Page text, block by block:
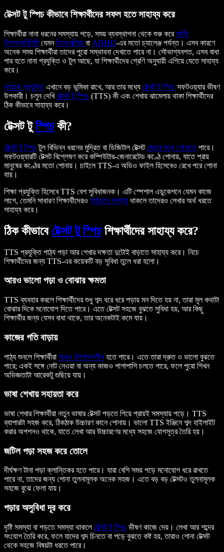
টেক্সট টু স্পিচ কীভাবে শিক্ষার্থীদের সফল হতে সাহায্য করে
শিক্ষার্থীরা নানা ধরনের সমস্যায় পড়ে, সময় ব্যবস্থাপনা থেকে শুরু করেলার্নিং
ডিসঅ্যাবিলিটিযেমনডিসলেক্সিয়া বা ADHD-এর মতো চ্যালেঞ্জ পর্যন্ত। এসব কারণে
অনেক সময় শিক্ষার্থীরা তাদের পুরো সম্ভাবনা দেখাতে পারে না। সৌভাগ্যবশত, এসব বাধা
পার হতে নানা প্রযুক্তি ও টুল আছে, যা শিক্ষার্থীদের শ্রেণি অনুযায়ী এগিয়ে যেতে সাহায্য
করে।
সহায়ক প্রযুক্তিএখানে বড় ভূমিকা রাখে, আর তার মধ্যে টেক্সট টু স্পিচ সফটওয়্যার ভীষণ
উপকারী। চলুন দেখিটেক্সট টু স্পিচ (TTS) কী এবং শেখায় ঝামেলায় থাকা শিক্ষার্থীদের
ঠিক কীভাবে সাহায্য করে।
টেক্সট টুস্পিচকী?
টেক্সট টু স্পিচটুল বিভিন্ন ধরনের মুদ্রিত বা ডিজিটাল টেক্সটজোরে পড়ে শোনাতেপারে।
সফটওয়্যারটি টেক্সট বিশ্লেষণ করে কম্পিউটার-জেনারেটেড কণ্ঠে শোনায়, যাতে প্রায়
মানুষের কণ্ঠের মতো শোনায়। চাইলে TTS-এ অডিও ফাইল হিসেবেও রেখে পরে শোনা
যায়।
শিক্ষা প্রযুক্তি হিসেবে TTS বেশ সুবিধাজনক। এটি স্পেশাল এডুকেশনে যেমন কাজে
লাগে, তেমনি সাধারণ শিক্ষার্থীদেরও পাঠদানে সমস্যা থাকলে তাদেরও লেখার অর্থ ধরতে
সাহায্য করে।
ঠিক কীভাবে টেক্সট টু স্পিচশিক্ষার্থীদের সাহায্য করে?
TTS প্রযুক্তি পাঠ্য পড়া আর শেখার দক্ষতা দুটোই বাড়াতে সাহায্য করে। নিচে
শিক্ষার্থীদের জন্য TTS-এর কয়েকটি বড় সুবিধা তুলে ধরা হলো।
আরও ভালো পড়া ও বোঝার ক্ষমতা
TTS ব্যবহার করলে শিক্ষার্থীদের শুধু শব্দ ধরে ধরে পড়ায় মন দিতে হয় না, তারা মূল কথাটা
বোঝার দিকে মনোযোগ দিতে পারে। এতে টেক্সট সহজে বুঝতে সুবিধা হয়, আর কিছু
শিক্ষার্থীর জন্য যেসব বাধা থাকে, তার অনেকটাই কমে যায়।
কাজের গতি বাড়ায়
পাঠ্য শুনলে শিক্ষার্থীরা আরও উৎপাদনশীলহতে পারে। এতে তারা দ্রুত ও ভালো বুঝতে
পারে; একই সঙ্গে নোট নেওয়া বা অন্য কাজও পাশাপাশি চলতে পারে, ফলে পুরো শিখন
অভিজ্ঞতাটা আরেকটু গুছিয়ে যায়।
ভাষা শেখায় সহায়তা করে
ভাষা শেখার শিক্ষার্থীরা নতুন ভাষার টেক্সট পড়তে গিয়ে প্রায়ই সমস্যায় পড়ে। TTS
ব্যাপারটা সহজ করে, ঠিকঠাক উচ্চারণ কানে শোনায়। ভালো TTS ইঞ্জিনে শব্দ হাইলাইট
করার অপশনও থাকে, যাতে লেখা আর উচ্চারণের মধ্যে সহজে যোগসূত্র তৈরি হয়।
জটিল পড়া সহজ করে তোলে
দীর্ঘক্ষণ টানা পড়া ক্লান্তিকর হতে পারে। যারা বেশি সময় পড়ে মনোযোগ ধরে রাখতে
পারে না, তাদের জন্য শোনা তুলনামূলক অনেক সহজ। এতে বড় বড় টেক্সটও তুলনামূলক
সহজে বুঝে ফেলা যায়।
পড়ার অসুবিধা দূর করে
দৃষ্টি সমস্যা বা পড়তে সমস্যা থাকলেটেক্সট টু স্পিচ ভীষণ কাজে দেয়। লেখা আর শব্দের
সংযোগ তৈরি করে, ফলে যাদের শব্দ চিনতে বা পড়ে বুঝতে কষ্ট হয়, তারাও শোনা টেক্সট
থেকে সহজে বিষয়টা ধরতে পারে।